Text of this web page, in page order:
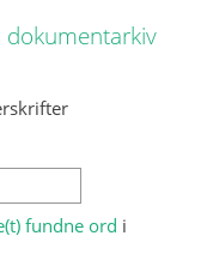
dokumentarkiv
fundne ord i